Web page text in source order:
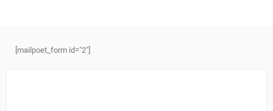
[mailpoet_form id="2"]